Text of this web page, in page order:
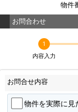
物件
お問合わせ
1
内容入力
お問合せ内容
物件を実際に見